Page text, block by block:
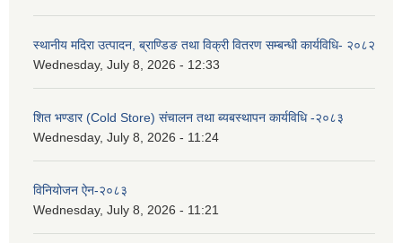
स्थानीय मदिरा उत्पादन, ब्राण्डिङ तथा विक्री वितरण सम्बन्धी कार्यविधि- २०८२
Wednesday, July 8, 2026 - 12:33
शित भण्डार (Cold Store) संचालन तथा ब्यबस्थापन कार्यविधि -२०८३
Wednesday, July 8, 2026 - 11:24
विनियोजन ऐन-२०८३
Wednesday, July 8, 2026 - 11:21